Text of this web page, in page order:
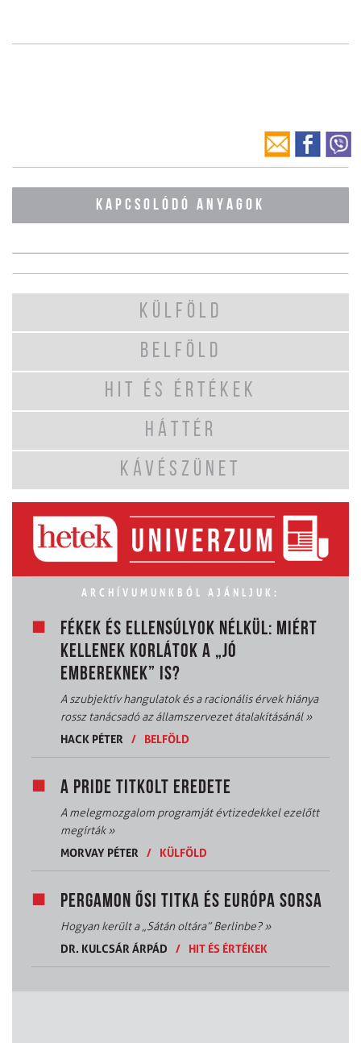
KAPCSOLÓDÓ ANYAGOK
KÜLFÖLD
BELFÖLD
HIT ÉS ÉRTÉKEK
HÁTTÉR
KÁVÉSZÜNET
ARCHÍVUMUNKBÓL AJÁNLJUK:
FÉKEK ÉS ELLENSÚLYOK NÉLKÜL: MIÉRT
KELLENEK KORLÁTOK A „JÓ
EMBEREKNEK” IS?
A szubjektív hangulatok és a racionális érvek hiánya
rossz tanácsadó az államszervezet átalakításánál»
HACK PÉTER
/ BELFÖLD
A PRIDE TITKOLT EREDETE
A melegmozgalom programját évtizedekkel ezelőtt
megírták»
MORVAY PÉTER
/ KÜLFÖLD
PERGAMON ŐSI TITKA ÉS EURÓPA SORSA
Hogyan került a „Sátán oltára” Berlinbe?»
DR. KULCSÁR ÁRPÁD
/ HIT ÉS ÉRTÉKEK